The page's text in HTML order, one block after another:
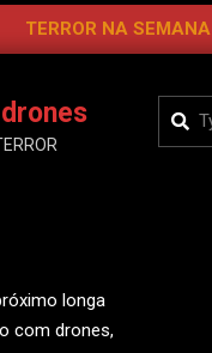
TERROR NA SEMANA
longa
com drones,
Search